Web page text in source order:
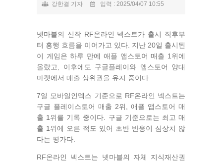
강한결 기자 입력 : 2025/04/07 10:55
넷마블의 신작 RF온라인 넥스트가 출시 직후부
터 흥행 흐름을 이어가고 있다. 지난 20일 출시된
이 게임은 하루 만에 애플 앱스토어 매출 1위에
올랐고, 이후에도 구글플레이와 앱스토어 양대
마켓에서 매출 상위권을 유지 중이다.
7일 모바일인덱스 기준으로 RF온라인 넥스트는
구글 플레이스토어 매출 2위, 애플 앱스토어 매
출 1위를 기록 중이다. 구글 기준으로는 최고 매
출 1위에 오른 적도 있어 초반 반응이 심상치 않
다는 평가다.
RF온라인 넥스트는 넷마블의 자체 지식재산권